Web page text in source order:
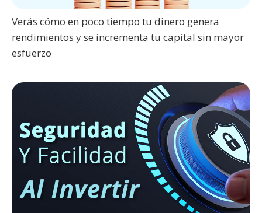
Verás cómo en poco tiempo tu dinero genera
rendimientos y se incrementa tu capital sin mayor
esfuerzo